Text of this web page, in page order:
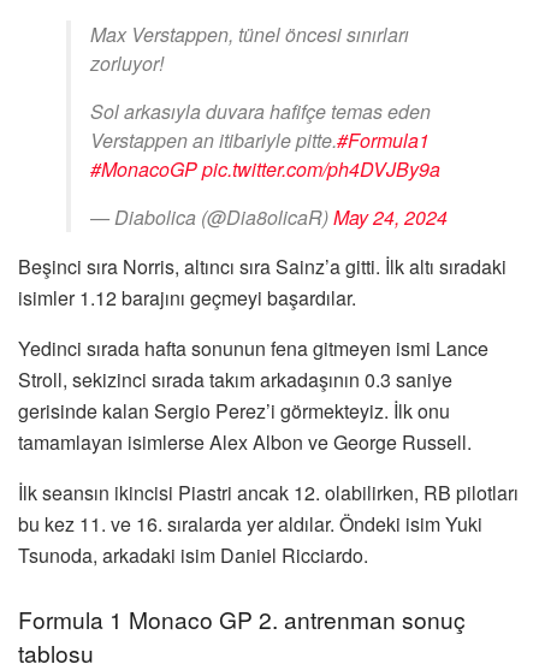
Max Verstappen, tünel öncesi sınırları
zorluyor!
Sol arkasıyla duvara hafifçe temas eden
Verstappen an itibariyle pitte.#Formula1
#MonacoGPpic.twitter.com/ph4DVJBy9a
— Diabolica (@Dia8olicaR)May 24, 2024
Beşinci sıra Norris, altıncı sıra Sainz’a gitti. İlk altı sıradaki
isimler 1.12 barajını geçmeyi başardılar.
Yedinci sırada hafta sonunun fena gitmeyen ismi Lance
Stroll, sekizinci sırada takım arkadaşının 0.3 saniye
gerisinde kalan Sergio Perez’i görmekteyiz. İlk onu
tamamlayan isimlerse Alex Albon ve George Russell.
İlk seansın ikincisi Piastri ancak 12. olabilirken, RB pilotları
bu kez 11. ve 16. sıralarda yer aldılar. Öndeki isim Yuki
Tsunoda, arkadaki isim Daniel Ricciardo.
Formula 1 Monaco GP 2. antrenman sonuç
tablosu